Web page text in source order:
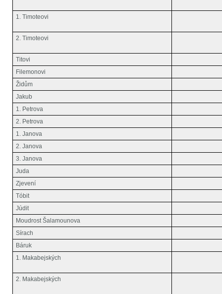
1. Timoteovi
2. Timoteovi
Titovi
Filemonovi
Židům
Jakub
1. Petrova
2. Petrova
1. Janova
2. Janova
3. Janova
Juda
Zjevení
Tóbit
Júdit
Moudrost Šalamounova
Sírach
Báruk
1. Makabejských
2. Makabejských